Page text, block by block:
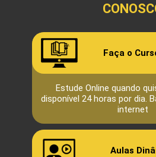
Faça o
Estude Online quando
disponível 24 horas por dia.
internet
Aulas